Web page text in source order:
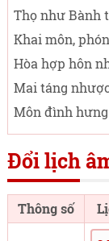
Thọ như Bành
Khai môn,
Hòa hợp hôn
Mai táng
Môn đình
Đổi lịch
Thông số